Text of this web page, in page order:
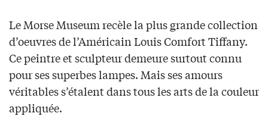
Le Morse Museum recèle la plus grande collection
d’oeuvres de l’Américain Louis Comfort Tiffany.
Ce peintre et sculpteur demeure surtout connu
pour ses superbes lampes. Mais ses amours
véritables s’étalent dans tous les arts de la couleur
appliquée.